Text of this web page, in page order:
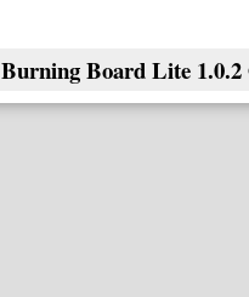
Burning Board Lite 1.0.2